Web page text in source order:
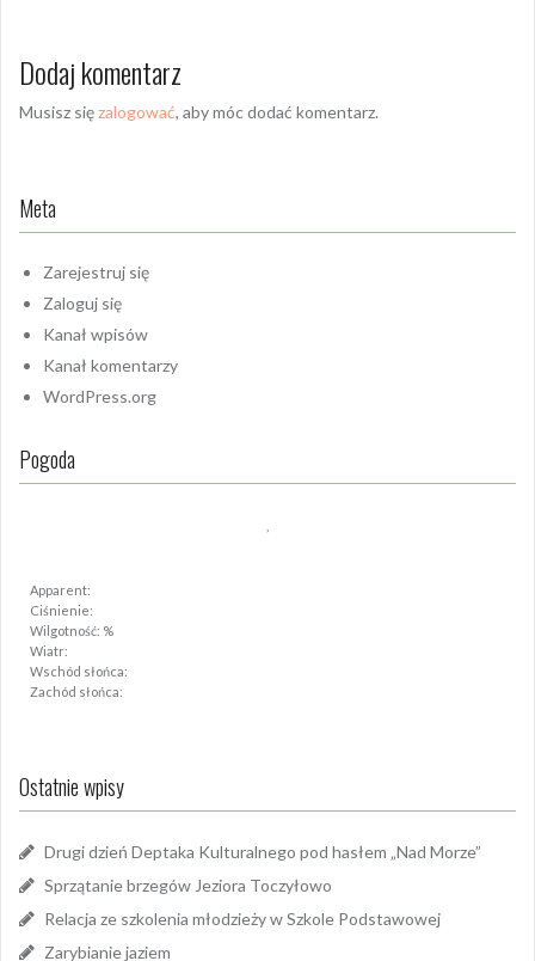
Dodaj komentarz
Musisz sięzalogować, aby móc dodać komentarz.
Meta
Zarejestruj się
Zaloguj się
Kanał wpisów
Kanał komentarzy
WordPress.org
Pogoda
Apparent:
Ciśnienie:
Wilgotność: %
Wiatr:
Wschód słońca:
Zachód słońca:
Ostatnie wpisy
Drugi dzień Deptaka Kulturalnego pod hasłem „Nad Morze”
Sprzątanie brzegów Jeziora Toczyłowo
Relacja ze szkolenia młodzieży w Szkole Podstawowej
Zarybianie jaziem